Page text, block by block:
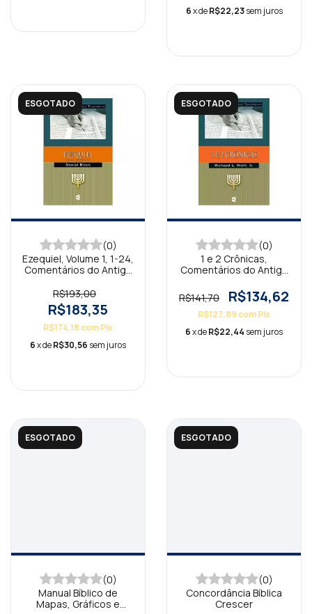
6x deR$22,23 sem juros
ESGOTADO
(0)
Ezequiel, Volume 1, 1-24,
Comentários do Antigo
R$193,00
R$183,35
R$174,18 comPix
6x deR$30,56 sem juros
ESGOTADO
(0)
1 e 2 Crônicas,
Comentários do Antigo
R$141,70
R$134,62
R$127,89 comPix
6x deR$22,44 sem juros
ESGOTADO
(0)
Manual Bíblico de
Mapas, Gráficos e
ESGOTADO
(0)
Concordância Bíblica
Crescer